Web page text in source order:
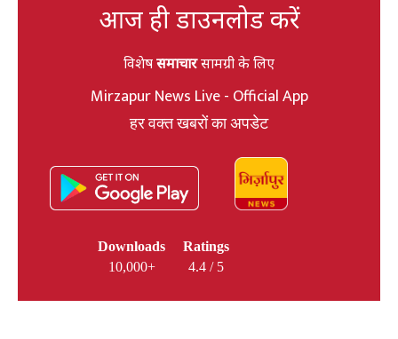
आज ही डाउनलोड करें
विशेषसमाचारसामग्री के लिए
Mirzapur News Live - Official App
हर वक्त खबरों का अपडेट
Downloads
10,000+
Ratings
4.4 / 5